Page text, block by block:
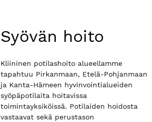
Syövän hoito
Kliininen potilashoito alueellamme
tapahtuu Pirkanmaan, Etelä-Pohjanmaan
ja Kanta-Hämeen hyvinvointialueiden
syöpäpotilaita hoitavissa
toimintayksiköissä. Potilaiden hoidosta
vastaavat sekä perustason